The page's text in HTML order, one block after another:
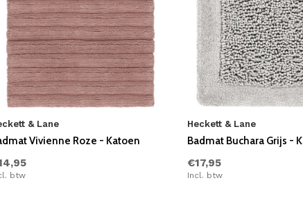
& Lane
Vivienne Roze - Katoen
btw
Heckett & Lane
Badmat Buchara Grijs -
€17,95
Incl. btw